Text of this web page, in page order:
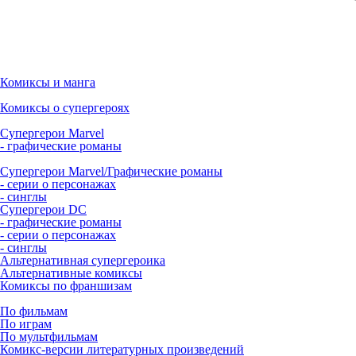
Комиксы и манга
Комиксы о супергероях
Супергерои Marvel
- графические романы
Супергерои Marvel/Графические романы
- серии о персонажах
- синглы
Супергерои DC
- графические романы
- серии о персонажах
- синглы
Альтернативная супергероика
Альтернативные комиксы
Комиксы по франшизам
По фильмам
По играм
По мультфильмам
Комикс-версии литературных произведений